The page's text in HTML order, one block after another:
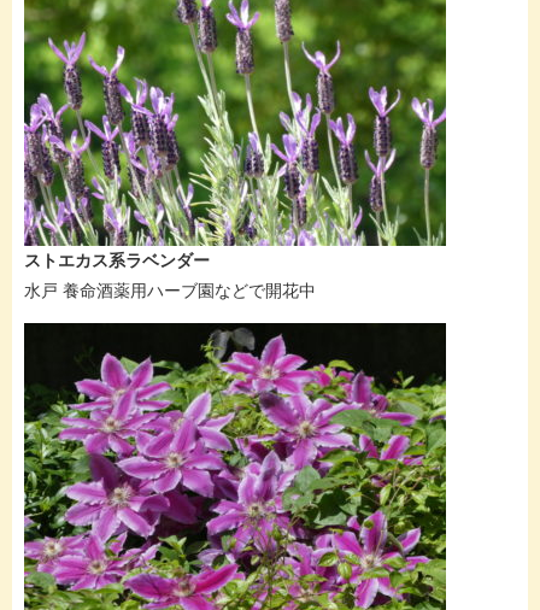
ストエカス系ラベンダー
水戸 養命酒薬用ハーブ園などで開花中